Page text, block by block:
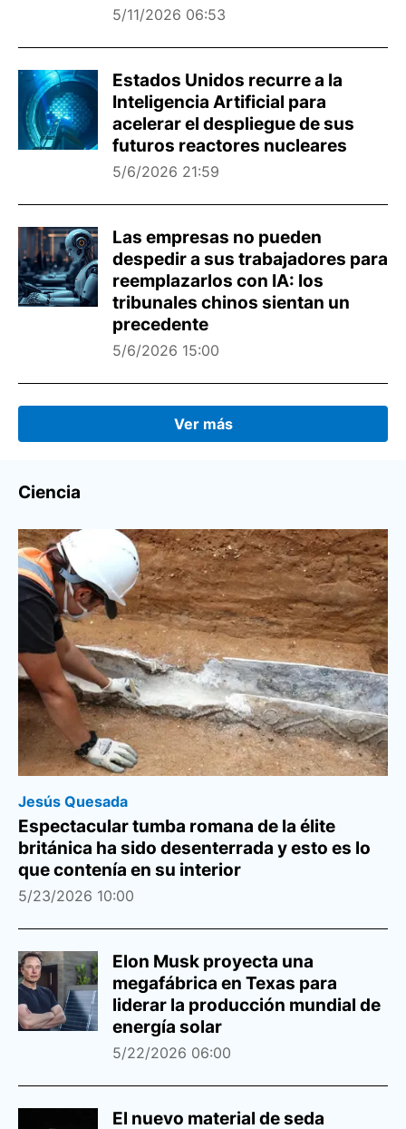
5/11/2026 06:53
Estados Unidos recurre a la
Inteligencia Artificial para
acelerar el despliegue de sus
futuros reactores nucleares
5/6/2026 21:59
Las empresas no pueden
despedir a sus trabajadores para
reemplazarlos con IA: los
tribunales chinos sientan un
precedente
5/6/2026 15:00
Ver más
Ciencia
Jesús Quesada
Espectacular tumba romana de la élite
británica ha sido desenterrada y esto es lo
que contenía en su interior
5/23/2026 10:00
Elon Musk proyecta una
megafábrica en Texas para
liderar la producción mundial de
energía solar
5/22/2026 06:00
El nuevo material de seda